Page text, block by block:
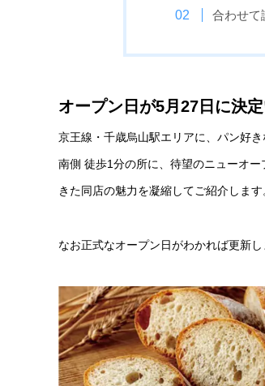
合わせて
オープン日が5月27日に決定
京王線・千歳烏山駅エリアに、パン好
南側 徒歩1分の所に、待望のニューオ
きた同店の魅力を凝縮してご紹介します
なお正式なオープン日がわかれば更新